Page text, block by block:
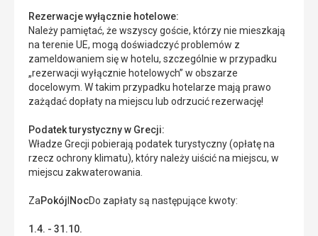
Rezerwacje wyłącznie hotelowe:
Należy pamiętać, że wszyscy goście, którzy nie mieszkają
na terenie UE, mogą doświadczyć problemów z
zameldowaniem się w hotelu, szczególnie w przypadku
„rezerwacji wyłącznie hotelowych” w obszarze
docelowym. W takim przypadku hotelarze mają prawo
zażądać dopłaty na miejscu lub odrzucić rezerwację!
Podatek turystyczny w Grecji:
Władze Grecji pobierają podatek turystyczny (opłatę na
rzecz ochrony klimatu), który należy uiścić na miejscu, w
miejscu zakwaterowania.
ZaPokój NocDo zapłaty są następujące kwoty:
1.4. - 31.10.